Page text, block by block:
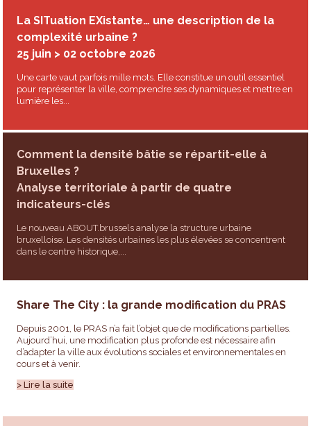
La SITuation EXistante… une description de la
complexité urbaine ?
25 juin > 02 octobre 2026
Une carte vaut parfois mille mots. Elle constitue un outil essentiel
pour représenter la ville, comprendre ses dynamiques et mettre en
lumière les...
Comment la densité bâtie se répartit-elle à
Bruxelles ?
Analyse territoriale à partir de quatre
indicateurs-clés
Le nouveau ABOUT.brussels analyse la structure urbaine
bruxelloise. Les densités urbaines les plus élevées se concentrent
dans le centre historique,...
Share The City : la grande modification du PRAS
Depuis 2001, le PRAS n’a fait l’objet que de modifications partielles.
Aujourd’hui, une modification plus profonde est nécessaire afin
d’adapter la ville aux évolutions sociales et environnementales en
cours et à venir.
> Lire la suite